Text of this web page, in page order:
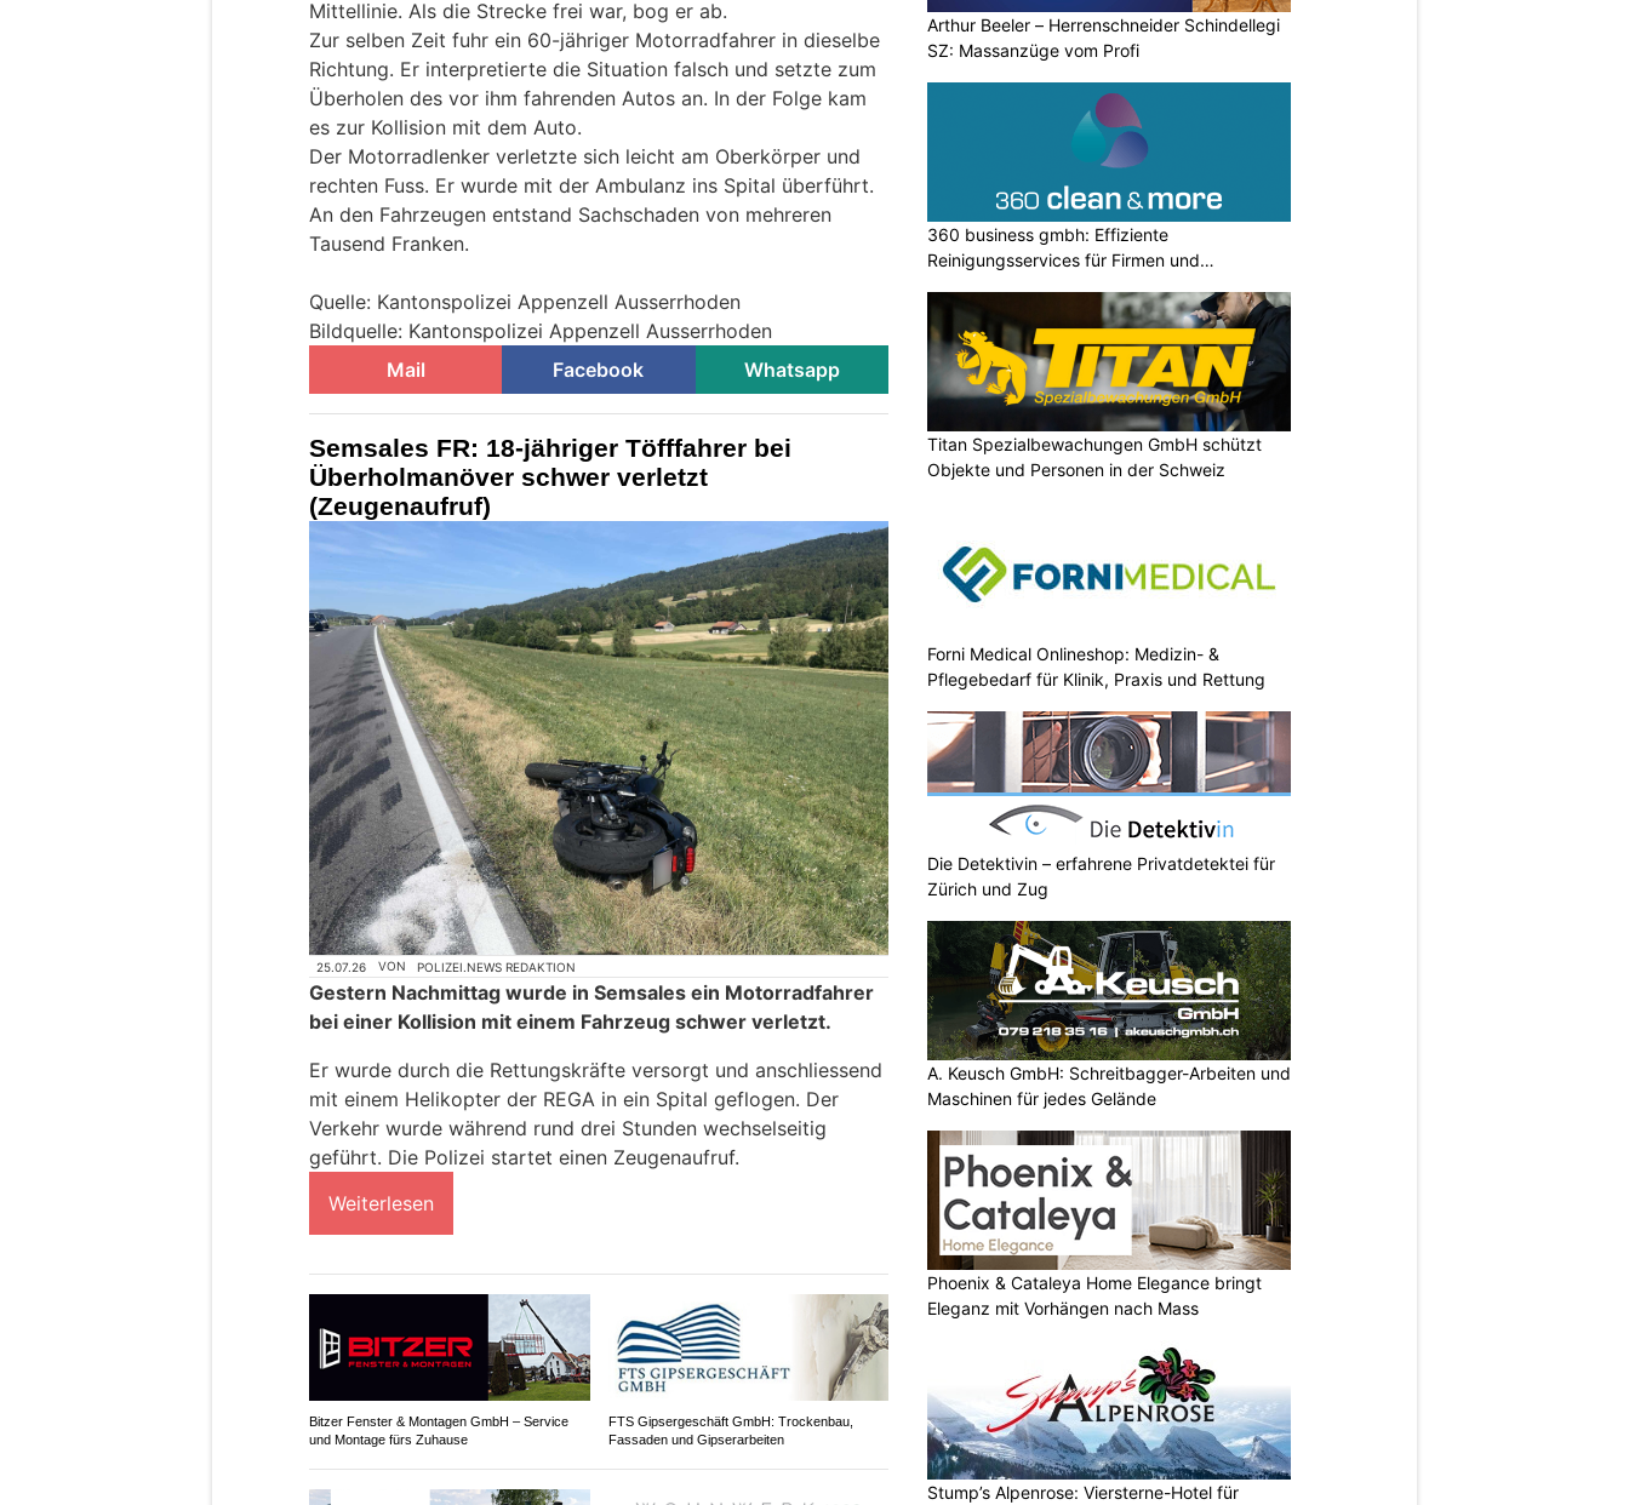
Mittellinie. Als die Strecke frei war, bog er ab.
Zur selben Zeit fuhr ein 60-jähriger Motorradfahrer in dieselbe
Richtung. Er interpretierte die Situation falsch und setzte zum
Überholen des vor ihm fahrenden Autos an. In der Folge kam
es zur Kollision mit dem Auto.
Der Motorradlenker verletzte sich leicht am Oberkörper und
rechten Fuss. Er wurde mit der Ambulanz ins Spital überführt.
An den Fahrzeugen entstand Sachschaden von mehreren
Tausend Franken.
Quelle: Kantonspolizei Appenzell Ausserrhoden
Bildquelle: Kantonspolizei Appenzell Ausserrhoden
Mail
Facebook Whatsapp
Semsales FR: 18-jähriger Töfffahrer bei
Überholmanöver schwer verletzt
(Zeugenaufruf)
25.07.26 VON POLIZEI.NEWS REDAKTION
Gestern Nachmittag wurde in Semsales ein Motorradfahrer
bei einer Kollision mit einem Fahrzeug schwer verletzt.
Er wurde durch die Rettungskräfte versorgt und anschliessend
mit einem Helikopter der REGA in ein Spital geflogen. Der
Verkehr wurde während rund drei Stunden wechselseitig
geführt. Die Polizei startet einen Zeugenaufruf.
Weiterlesen
Bitzer Fenster & Montagen GmbH – Service
und Montage fürs Zuhause
FTS Gipsergeschäft GmbH: Trockenbau,
Fassaden und Gipserarbeiten
Arthur Beeler – Herrenschneider Schindellegi
SZ: Massanzüge vom Profi
360 business gmbh: Effiziente
Reinigungsservices für Firmen und
Titan Spezialbewachungen GmbH schützt
Objekte und Personen in der Schweiz
Forni Medical Onlineshop: Medizin- &
Pflegebedarf für Klinik, Praxis und Rettung
Die Detektivin – erfahrene Privatdetektei für
Zürich und Zug
A. Keusch GmbH: Schreitbagger-Arbeiten und
Maschinen für jedes Gelände
Phoenix & Cataleya Home Elegance bringt
Eleganz mit Vorhängen nach Mass
Stump’s Alpenrose: Viersterne-Hotel für